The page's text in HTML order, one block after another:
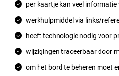
per kaartje kan veel
werkhulpmiddel via links/
heeft technologie nodig voor
wijzigingen traceerbaar door
om het bord te beheren moet